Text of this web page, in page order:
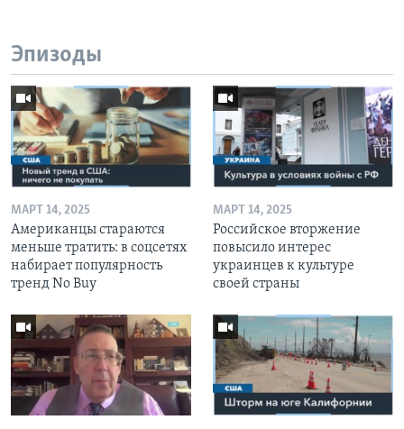
Эпизоды
МАРТ 14, 2025
Американцы стараются
меньше тратить: в соцсетях
набирает популярность
тренд No Buy
МАРТ 14, 2025
Российское вторжение
повысило интерес
украинцев к культуре
своей страны